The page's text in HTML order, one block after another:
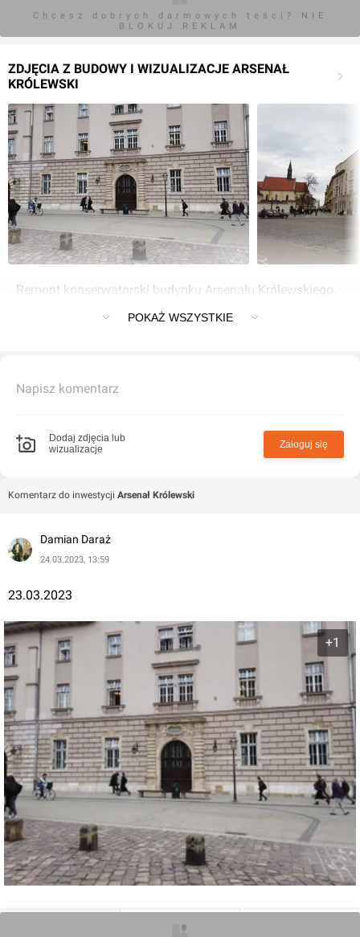
Chcesz dobrych darmowych teści? NIE
BLOKUJ REKLAM
ZDJĘCIA Z BUDOWY I WIZUALIZACJE ARSENAŁ
KRÓLEWSKI
Remont konserwatorski budynku Arsenału Królewskiego.
Kraków, Stare Miasto, ulica Grodzka 64
POKAŻ WSZYSTKIE
Napisz komentarz
Dodaj zdjęcia lub
wizualizacje
Zaloguj się
Komentarz do inwestycji Arsenał Królewski
Damian Daraż
24.03.2023, 13:59
23.03.2023
+1